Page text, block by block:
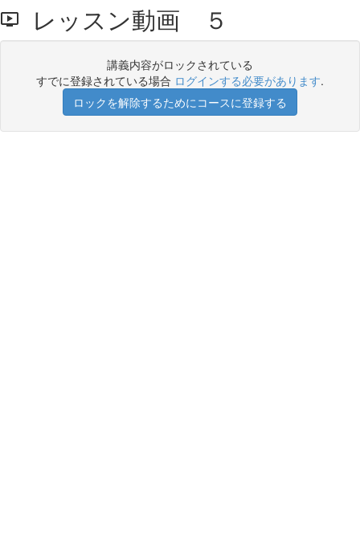
レッスン動画 ５
講義内容がロックされている
すでに登録されている場合 ログインする必要があります.
ロックを解除するためにコースに登録する